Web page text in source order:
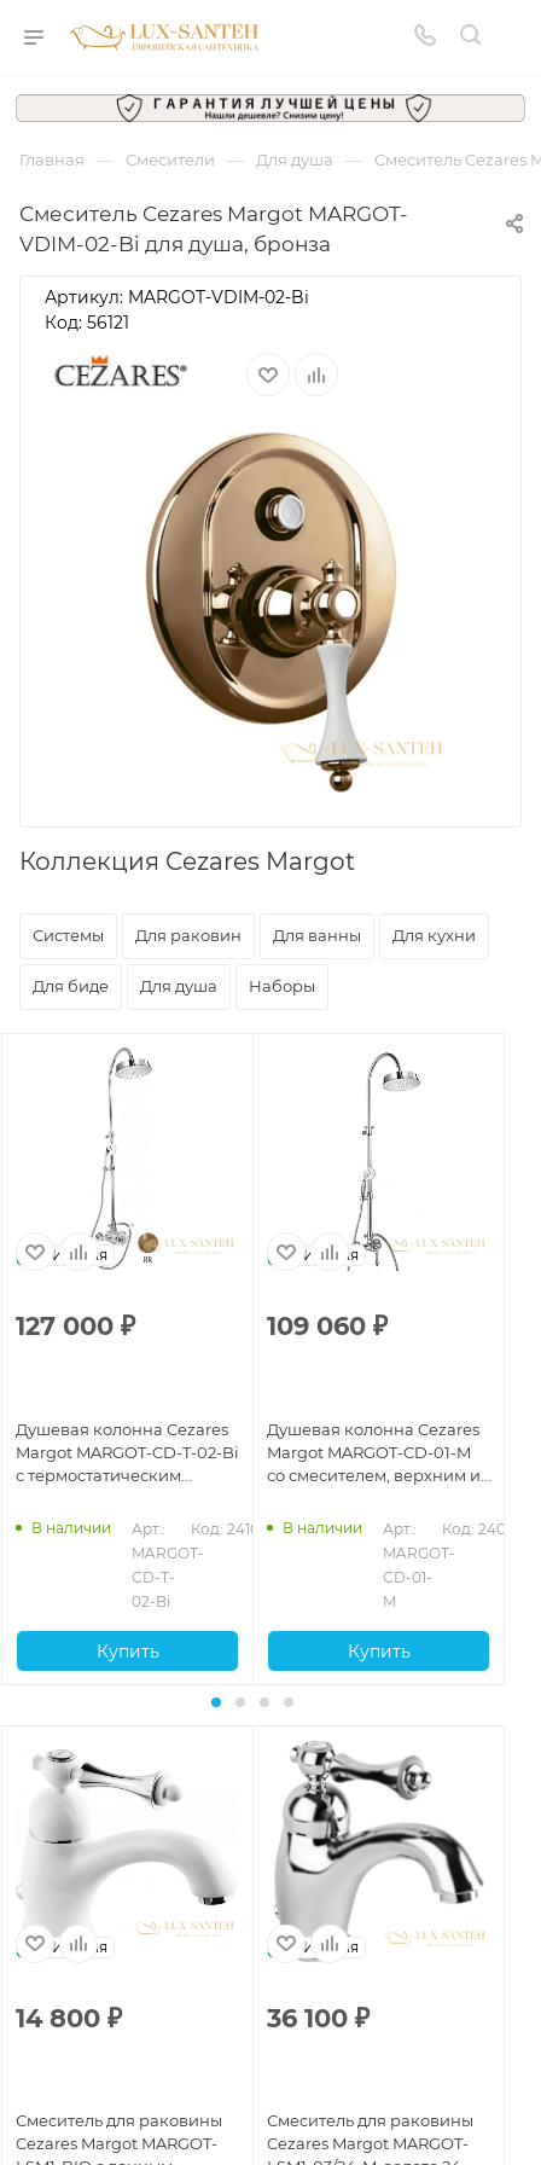
Главная — Смесители — Для душа — Смеситель Cezares
Смеситель Cezares Margot MARGOT-
VDIM-02-Bi для душа, бронза
Артикул: MARGOT-VDIM-02-Bi
Код: 56121
Коллекция Cezares Margot
Системы Для раковин Для ванны Для кухни
Для биде Для душа Наборы
Италия
127 000 ₽
Душевая колонна Cezares
Margot MARGOT-CD-T-02-Bi
с термостатическим
В наличии
Арт.:
MARGOT-
CD-T-
02-Bi
Код: 24104
Купить
Италия
109 060 ₽
Душевая колонна Cezares
Margot MARGOT-CD-01-M
со смесителем, верхним и
В наличии
Арт.:
MARGOT-
CD-01-
M
Код: 24098
Купить
Италия
14 800 ₽
Смеситель для раковины
Cezares Margot MARGOT-
Италия
36 100 ₽
Смеситель для раковины
Cezares Margot MARGOT-